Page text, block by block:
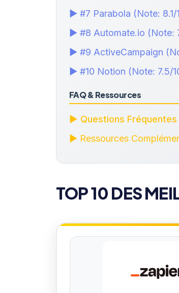
▶ #7 Parabola (Note: 8.1/
▶ #8 Automate.io (Note:
▶ #9 ActiveCampaign
▶ #10 Notion (Note: 7.5/
FAQ & Ressources
▶ Questions Fréquentes
▶ Ressources
TOP 10 DES